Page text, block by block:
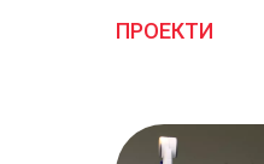
ПРОЕКТИ